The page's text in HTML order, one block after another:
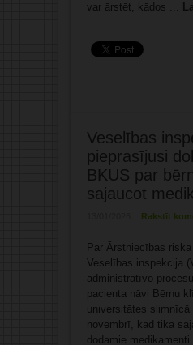
var ārstēt, kādos ...
Veselības
pieprasījusi
BKUS par
sajaucot
Rakstīt
Par Ārstniecības
Veselības inspekcija
administratīvo
pacienta nāvi Bērnu
universitātes slimnīcā
novembrī, kad tika
dodamie